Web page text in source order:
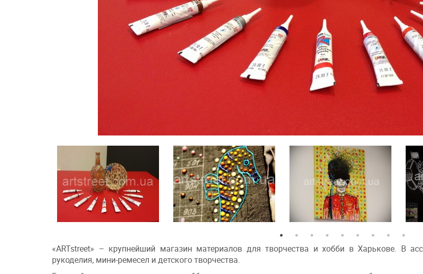
«ARTstreet» – крупнейший магазин материалов для творчества и хобби в Харькове. В
рукоделия, мини-ремесел и детского творчества.